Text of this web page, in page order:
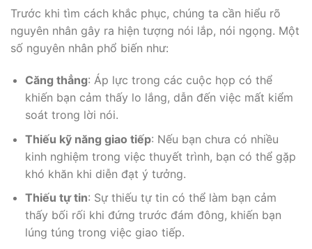
Trước khi tìm cách khắc phục, chúng ta cần hiểu rõ
nguyên nhân gây ra hiện tượng nói lắp, nói ngọng. Một
số nguyên nhân phổ biến như:
Căng thẳng: Áp lực trong các cuộc họp có thể
khiến bạn cảm thấy lo lắng, dẫn đến việc mất kiểm
soát trong lời nói.
Thiếu kỹ năng giao tiếp: Nếu bạn chưa có nhiều
kinh nghiệm trong việc thuyết trình, bạn có thể gặp
khó khăn khi diễn đạt ý tưởng.
Thiếu tự tin: Sự thiếu tự tin có thể làm bạn cảm
thấy bối rối khi đứng trước đám đông, khiến bạn
lúng túng trong việc giao tiếp.